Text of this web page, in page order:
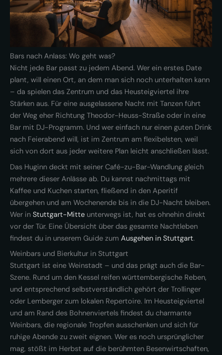
Bars nach Anlass: Wo geht was?
Nicht jede Bar passt zu jedem Abend. Wer ein erstes Date
plant, will einen Ort, an dem man sich noch unterhalten kann
– da spielen das Zentrum und das Heusteigviertel ihre
Stärken aus. Für eine ausgelassene Nacht mit Tanzen führt
der Weg eher Richtung Theodor-Heuss-Straße oder in eine
Bar mit DJ-Programm. Und wer einfach nur einen guten Drink
nach Feierabend will, ist im Zentrum am flexibelsten, weil
sich von dort aus jeder weitere Plan leicht anschließen lässt.
Das Huginn deckt mit seiner Café-zu-Bar-Wandlung gleich
mehrere dieser Anlässe ab. Du kannst nachmittags mit
Kaffee und Kuchen starten, fließend in den Aperitif
übergehen und am Wochenende bis in die DJ-Nacht bleiben.
Wer in Stuttgart-Mitte unterwegs ist, hat es ohnehin direkt
vor der Tür. Eine Übersicht über das gesamte Nachtleben
findest du in unserem Guide zum Ausgehen in Stuttgart.
Weinbars und Bierkultur in Stuttgart
Stuttgart ist eine Weinstadt – und das prägt auch die Bar-
Szene. Rund um den Kessel reifen württembergische Reben,
und entsprechend selbstverständlich gehört der Trollinger
oder Lemberger zum lokalen Repertoire. Im Heusteigviertel
und am Rand des Bohnenviertels findest du charmante
Weinbars, die regionale Tropfen ausschenken und sich für
ruhige Abende zu zweit eignen. Wer es noch ursprünglicher
mag, stößt im Herbst auf die berühmten Besenwirtschaften,